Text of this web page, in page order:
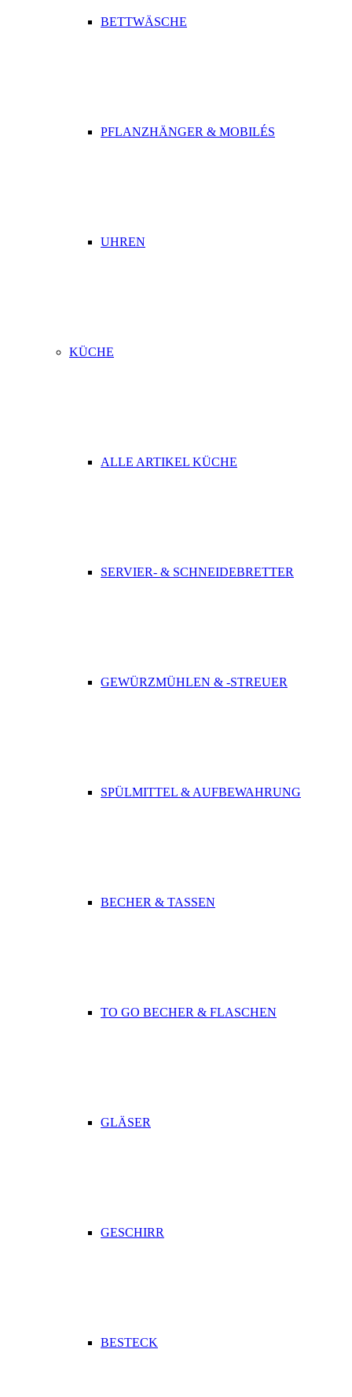
BETTWÄSCHE
PFLANZHÄNGER & MOBILÉS
UHREN
KÜCHE
ALLE ARTIKEL KÜCHE
SERVIER- & SCHNEIDEBRETTER
GEWÜRZMÜHLEN & -STREUER
SPÜLMITTEL & AUFBEWAHRUNG
BECHER & TASSEN
TO GO BECHER & FLASCHEN
GLÄSER
GESCHIRR
BESTECK